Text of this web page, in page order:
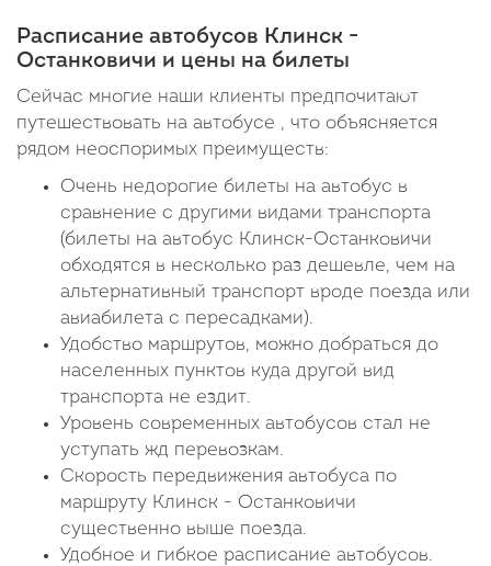
Расписание автобусов Клинск -
Останковичи и цены на билеты
Сейчас многие наши клиенты предпочитают
путешествовать на автобусе , что объясняется
рядом неоспоримых преимуществ:
Очень недорогие билеты на автобус в
сравнение с другими видами транспорта
(билеты на автобус Клинск-Останковичи
обходятся в несколько раз дешевле, чем на
альтернативный транспорт вроде поезда или
авиабилета с пересадками).
Удобство маршрутов, можно добраться до
населенных пунктов куда другой вид
транспорта не ездит.
Уровень современных автобусов стал не
уступать жд перевозкам.
Скорость передвижения автобуса по
маршруту Клинск - Останковичи
существенно выше поезда.
Удобное и гибкое расписание автобусов.